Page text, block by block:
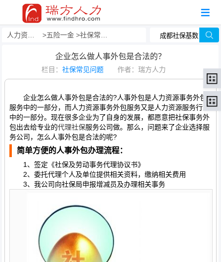
五险一金 社保常见问题
企业怎么做人事外包是合法的？
栏目： 社保常见问题 作者：瑞方人力
企业怎么做人事外包是合法的?人事外包是人力资源事务外包
服务中的一部分，而人力资源事务外包服务又是人力资源服务行业
中的一部分。现在很多企业为了自身的发展，都愿意把社保事务外
包出去给专业的代理社保服务公司做。那么，问题来了企业选择服
务公司，怎么人事外包是合法的呢?
简单方便的人事外包办理流程：
1、签定《社保及劳动事务代理协议书》
2、委托代理个人及单位提供相关资料，缴纳相关费用
3、我公司向社保局申报增减员及办理相关事务